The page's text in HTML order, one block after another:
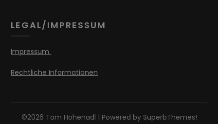
LEGAL/IMPRESSUM
Impressum
Rechtliche Informationen
©2026 Tom Hohenadl | Powered by SuperbThemes!